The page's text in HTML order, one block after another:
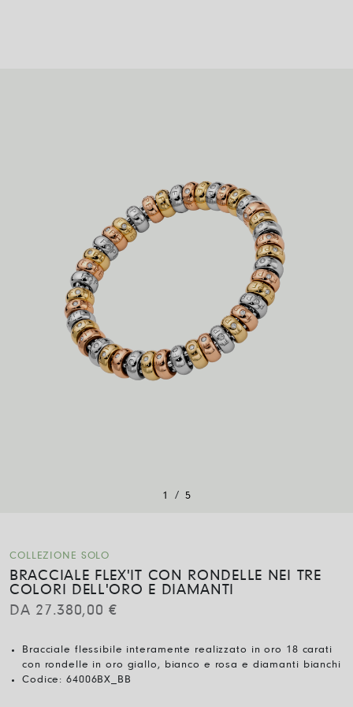
1 / 5
COLLEZIONE SOLO
BRACCIALE FLEX'IT CON RONDELLE NEI TRE
COLORI DELL'ORO E DIAMANTI
DA 27.380,00€
Bracciale flessibile interamente realizzato in oro 18 carati
con rondelle in oro giallo, bianco e rosa e diamanti bianchi
Codice:64006BX_BB